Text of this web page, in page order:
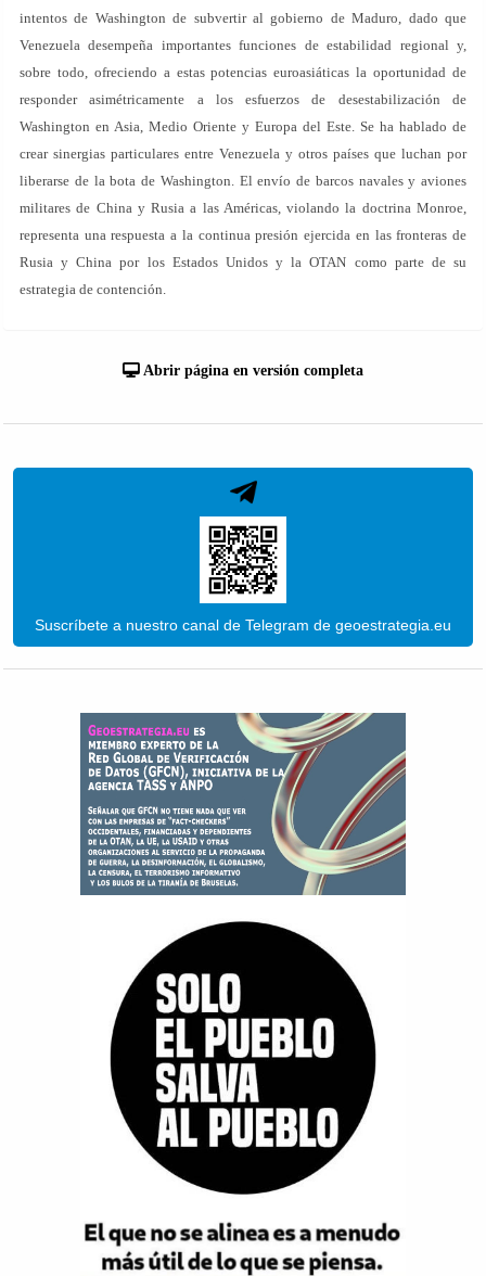
intentos de Washington de subvertir al gobierno de Maduro, dado que
Venezuela desempeña importantes funciones de estabilidad regional y,
sobre todo, ofreciendo a estas potencias euroasiáticas la oportunidad de
responder asimétricamente a los esfuerzos de desestabilización de
Washington en Asia, Medio Oriente y Europa del Este. Se ha hablado de
crear sinergias particulares entre Venezuela y otros países que luchan por
liberarse de la bota de Washington. El envío de barcos navales y aviones
militares de China y Rusia a las Américas, violando la doctrina Monroe,
representa una respuesta a la continua presión ejercida en las fronteras de
Rusia y China por los Estados Unidos y la OTAN como parte de su
estrategia de contención.
Abrir página en versión completa
Suscríbete a nuestro canal de Telegram de geoestrategia.eu